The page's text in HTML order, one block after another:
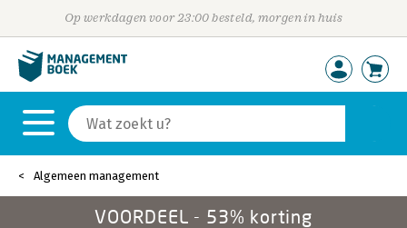
Op werkdagen voor 23:00 besteld, morgen in huis
Algemeen management
VOORDEEL - 53% korting